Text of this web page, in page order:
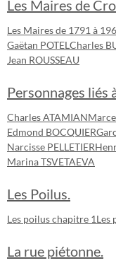
Les Maires de
Les Maires de 1791 à
Gaëtan POTEL Charles
Jean ROUSSEAU
Personnages liés
Charles ATAMIAN
Edmond BOCQUIER
Narcisse PELLETIER
Marina TSVETAEVA
Les Poilus.
Les poilus chapitre 1Les
La rue piétonne.